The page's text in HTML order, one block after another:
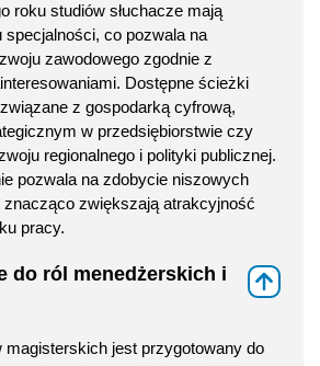
roku studiów słuchacze mają
co pozwala na
zawodowego zgodnie z
Dostępne ścieżki
z gospodarką cyfrową,
w przedsiębiorstwie czy
regionalnego i polityki publicznej.
pozwala na zdobycie niszowych
znacząco zwiększają atrakcyjność
pracy.
do ról menedżerskich i
magisterskich jest przygotowany do